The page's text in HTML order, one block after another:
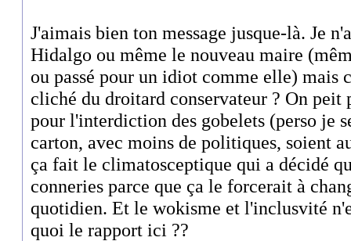
J'aimais bien ton message jusque-là. Je
Hidalgo ou même le nouveau maire
ou passé pour un idiot comme elle) mais
cliché du droitard conservateur ? On peit
pour l'interdiction des gobelets (perso je
carton, avec moins de politiques, soient
ça fait le climatosceptique qui a décidé
conneries parce que ça le forcerait à
quotidien. Et le wokisme et l'inclusvité
quoi le rapport ici ??